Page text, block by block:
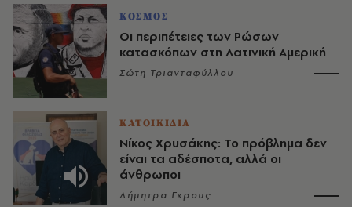
ΚΟΣΜΟΣ
Οι περιπέτειες των Ρώσων
κατασκόπων στη Λατινική Αμερική
Σώτη Τριανταφύλλου
ΚΑΤΟΙΚΙΔΙΑ
Νίκος Χρυσάκης: Το πρόβλημα δεν
είναι τα αδέσποτα, αλλά οι
άνθρωποι
Δήμητρα Γκρους